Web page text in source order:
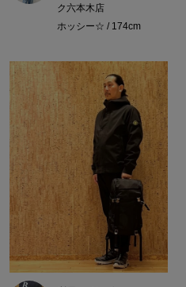
ク六本木店
ホッシー☆ / 174cm